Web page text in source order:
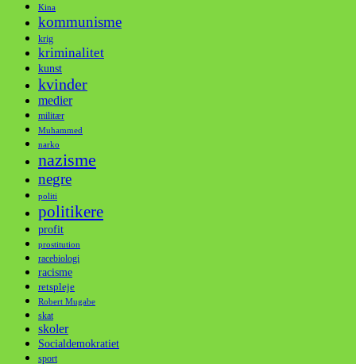
Kina
kommunisme
krig
kriminalitet
kunst
kvinder
medier
militær
Muhammed
narko
nazisme
negre
politi
politikere
profit
prostitution
racebiologi
racisme
retspleje
Robert Mugabe
skat
skoler
Socialdemokratiet
sport